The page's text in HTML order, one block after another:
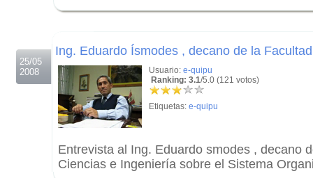
25/05
2008
Ing. Eduardo Ísmodes , decano de la
Usuario: e-quipu
Ranking: 3.1/5.0 (121 votos)
Etiquetas: e-quipu
Entrevista al Ing. Eduardo smodes , decano
Ciencias e Ingeniería sobre el Sistema